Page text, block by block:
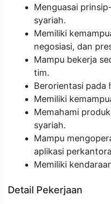
Menguasai
syariah.
Memiliki
negosiasi, dan
Mampu bekerja
tim.
Berorientasi pada
Memiliki
Memahami
syariah.
Mampu
aplikasi
Memiliki
Detail Pekerjaan